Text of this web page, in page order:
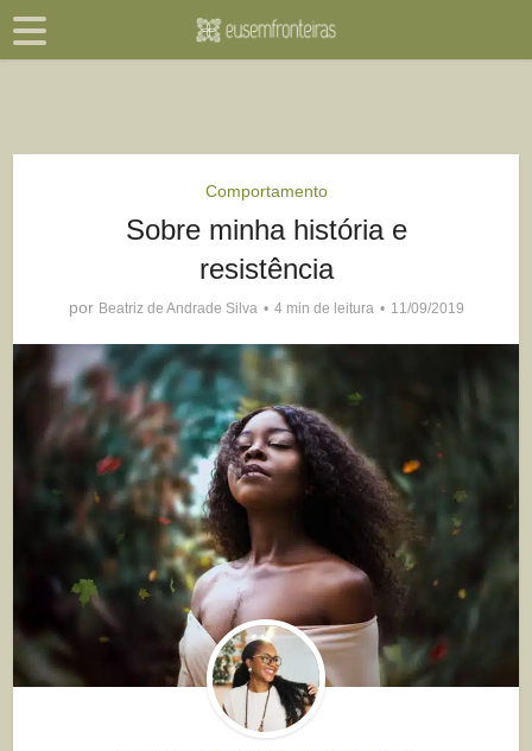
Comportamento
Sobre minha história e
resistência
por Beatriz de Andrade Silva 4 min de leitura 11/09/2019